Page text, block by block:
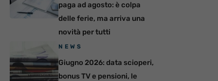
paga ad agosto: è colpa
delle ferie, ma arriva una
novità per tutti
NEWS
Giugno 2026: data scioperi,
bonus TV e pensioni, le